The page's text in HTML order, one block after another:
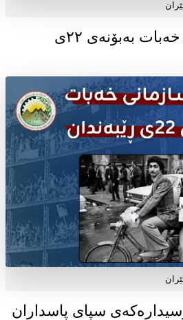
پەیامی سازمانی خەبات بەبۆنەی ۲۲ی
سپای پاسداران